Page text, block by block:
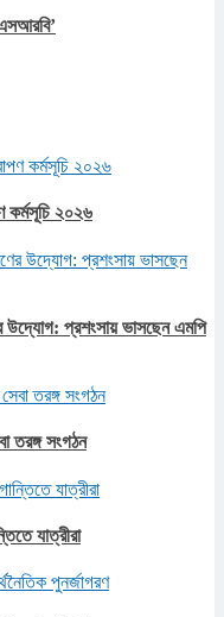
কর্মসূচি ২০২৬
উদ্যোগ: প্রশংসায় ভাসছেন এমপি
তরঙ্গ সংগঠন
যাত্রীরা